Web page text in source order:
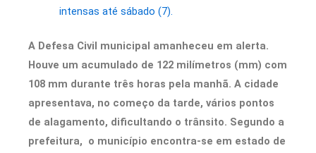
intensas até sábado (7).
A Defesa Civil municipal amanheceu em alerta.
Houve um acumulado de 122 milímetros (mm) com
108 mm durante três horas pela manhã. A cidade
apresentava, no começo da tarde, vários pontos
de alagamento, dificultando o trânsito. Segundo a
prefeitura, o município encontra-se em estado de